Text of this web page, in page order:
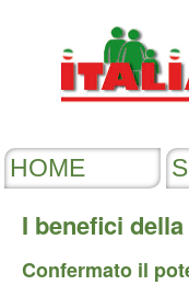
I benefici
Confermato il